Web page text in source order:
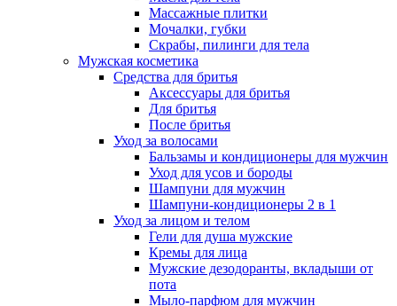
Массажные плитки
Мочалки, губки
Скрабы, пилинги для тела
Мужская косметика
Средства для бритья
Аксессуары для бритья
Для бритья
После бритья
Уход за волосами
Бальзамы и кондиционеры для мужчин
Уход для усов и бороды
Шампуни для мужчин
Шампуни-кондиционеры 2 в 1
Уход за лицом и телом
Гели для душа мужские
Кремы для лица
Мужские дезодоранты, вкладыши от
пота
Мыло-парфюм для мужчин